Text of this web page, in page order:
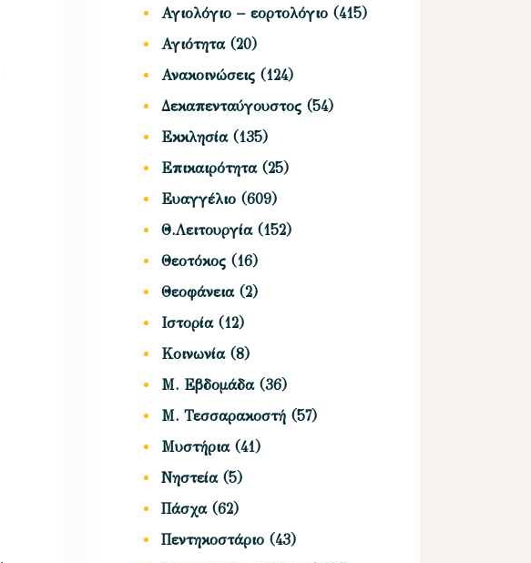
Αγιολόγιο – εορτολόγιο (415)
Αγιότητα(20)
Ανακοινώσεις (124)
Δεκαπενταύγουστος (54)
Εκκλησία(135)
Επικαιρότητα(25)
Ευαγγέλιο (609)
Θ.Λειτουργία(152)
Θεοτόκος (16)
Θεοφάνεια(2)
Ιστορία(12)
Κοινωνία(8)
Μ. Εβδομάδα(36)
Μ. Τεσσαρακοστή (57)
Μυστήρια(41)
Νηστεία(5)
Πάσχα(62)
Πεντηκοστάριο (43)